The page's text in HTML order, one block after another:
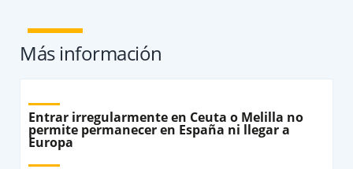
Más información
Entrar irregularmente en Ceuta o Melilla no
permite permanecer en España ni llegar a
Europa